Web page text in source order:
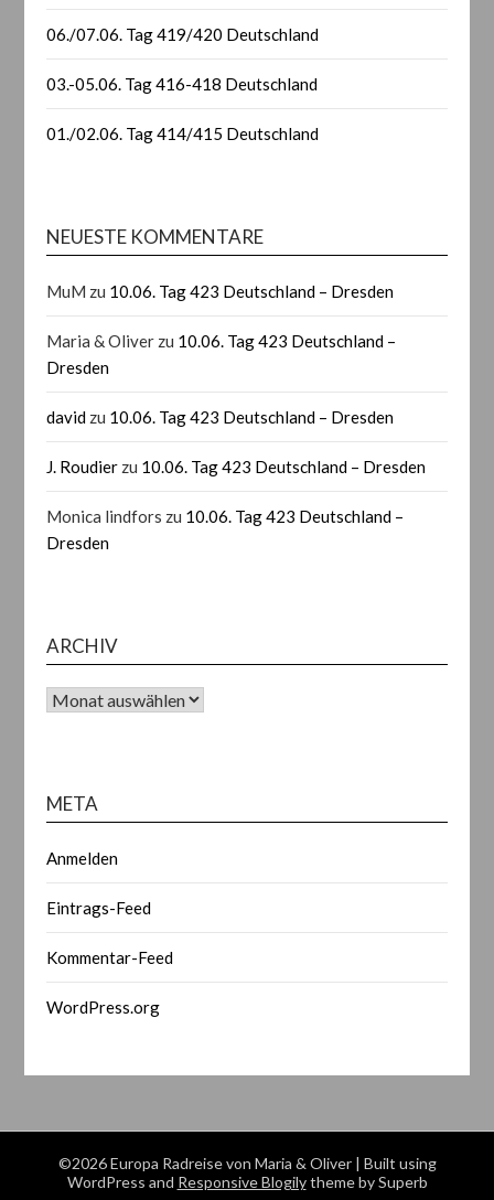
06./07.06. Tag 419/420 Deutschland
03.-05.06. Tag 416-418 Deutschland
01./02.06. Tag 414/415 Deutschland
NEUESTE KOMMENTARE
MuM zu 10.06. Tag 423 Deutschland – Dresden
Maria & Oliver zu 10.06. Tag 423 Deutschland –
Dresden
david zu 10.06. Tag 423 Deutschland – Dresden
J. Roudier zu 10.06. Tag 423 Deutschland – Dresden
Monica lindfors zu 10.06. Tag 423 Deutschland –
Dresden
ARCHIV
Archiv
META
Anmelden
Eintrags-Feed
Kommentar-Feed
WordPress.org
©2026 Europa Radreise von Maria & Oliver | Built using
WordPress and Responsive Blogilytheme by Superb